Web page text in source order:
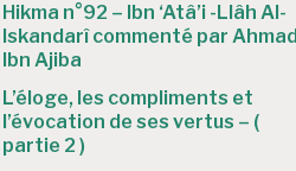
Hikma n°92 – Ibn ‘Atâ’i -Llâh Al-
Iskandarî commenté par Ahmad
Ibn Ajiba
L’éloge, les compliments et
l’évocation de ses vertus – (
partie 2 )